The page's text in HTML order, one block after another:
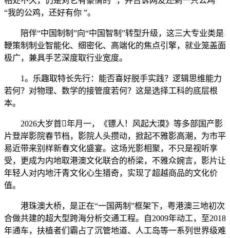
“我的公鸡，还好有你 ”。
陪伴“中国制制”向“中国智制”转型升级，这三大专业类是
鞭策制制业智能化、细密化、高端化的焦点引擎，就业笼盖面
极广，兼具手艺深度取行业宽度。
1。乐趣取特长先行：能否喜好脱手实践？逻辑思维能力
若何？对物理、数学的接管度若何？这是选择工科的底层根
本。
2026大岁首年月一，《镖人！风起大漠》等多部国产影
片登岸影院春节档，影院人头攒动，掀起不雅影高潮，为市平
易近带来别样新春文化盛宴。这场光影相聚，不只是视听享
受，更成为内地取港澳文化联合的桥梁，不雅众婉言，影片让
年轻人对内地汗青文化心生猎奇，实现了超越商品的文化价
值。
港珠澳大桥，是正在“一国两制”框架下，粤港澳三地初次
合做共建的超大型跨海分析交通工程。自2009年动工，至2018
年通车，扶植者们霸占了沉管地道、人工岛等一系列世界级难